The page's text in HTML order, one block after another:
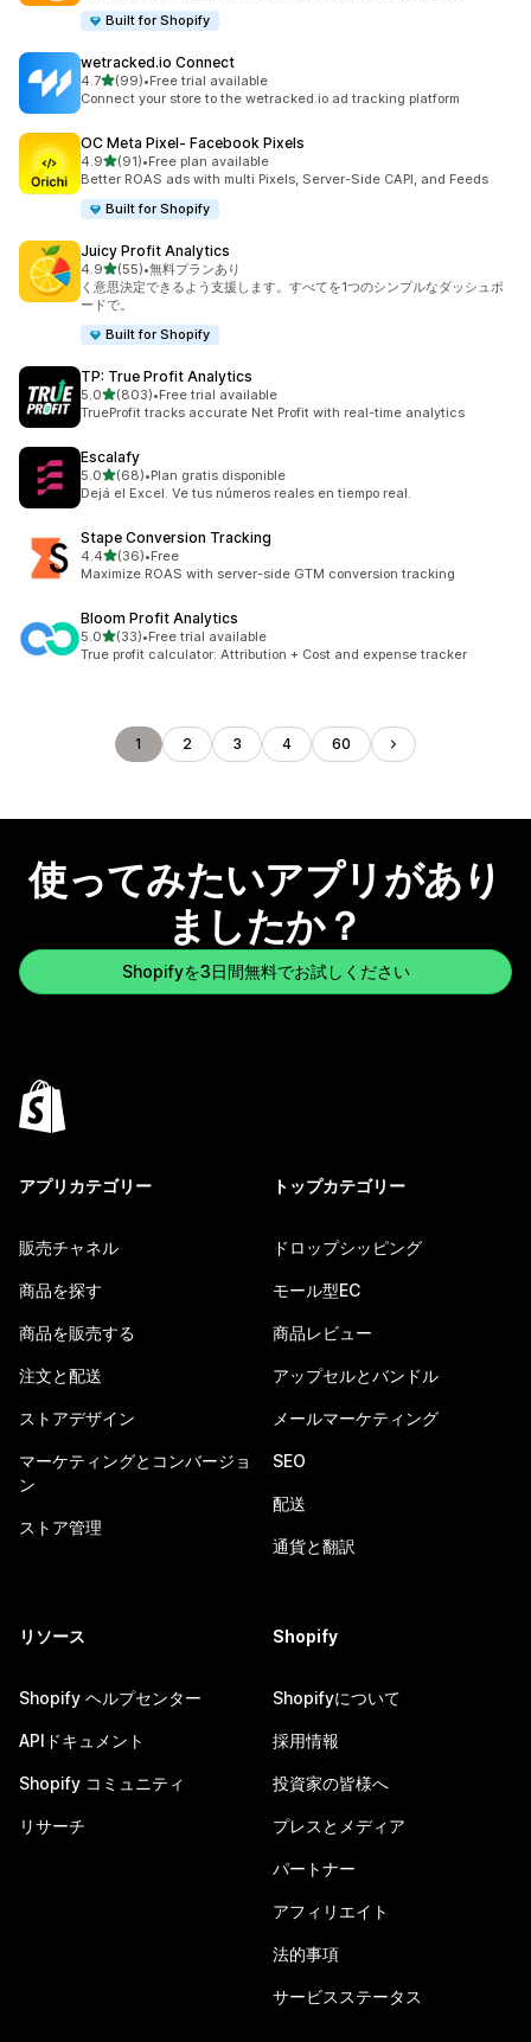
Built for Shopify
wetracked.io Connect
4.75つ星中
(99)
合計レビュー数：99件
•Free trial available
Connect your store to the wetracked.io ad tracking platform
OC Meta Pixel‑ Facebook Pixels
4.95つ星中
(91)
合計レビュー数：91件
•Free plan available
Better ROAS ads with multi Pixels, Server-Side CAPI, and Feeds
Built for Shopify
Juicy Profit Analytics
4.95つ星中
(55)
合計レビュー数：55件
•無料プランあり
く意思決定できるよう支援します。すべてを1つのシンプルなダッシュボ
ードで。
Built for Shopify
TP: True Profit Analytics
5.05つ星中
(803)
合計レビュー数：803件
•Free trial available
TrueProfit tracks accurate Net Profit with real-time analytics
Escalafy
5.05つ星中
(68)
合計レビュー数：68件
•Plan gratis disponible
Dejá el Excel. Ve tus números reales en tiempo real.
Stape Conversion Tracking
4.45つ星中
(36)
合計レビュー数：36件
•Free
Maximize ROAS with server-side GTM conversion tracking
Bloom Profit Analytics
5.05つ星中
(33)
合計レビュー数：33件
•Free trial available
True profit calculator: Attribution + Cost and expense tracker
1 2 3 4 60
使ってみたいアプリがあり
ましたか？
Shopifyを3日間無料でお試しください
アプリカテゴリー
販売チャネル
商品を探す
商品を販売する
注文と配送
ストアデザイン
マーケティングとコンバージョ
ン
ストア管理
トップカテゴリー
ドロップシッピング
モール型EC
商品レビュー
アップセルとバンドル
メールマーケティング
SEO
配送
通貨と翻訳
リソース
Shopify ヘルプセンター
APIドキュメント
Shopify コミュニティ
リサーチ
Shopify
Shopifyについて
採用情報
投資家の皆様へ
プレスとメディア
パートナー
アフィリエイト
法的事項
サービスステータス